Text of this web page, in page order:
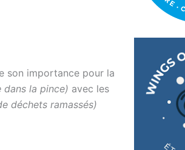
son importance pour la
dans la pince) avec les
déchets ramassés)